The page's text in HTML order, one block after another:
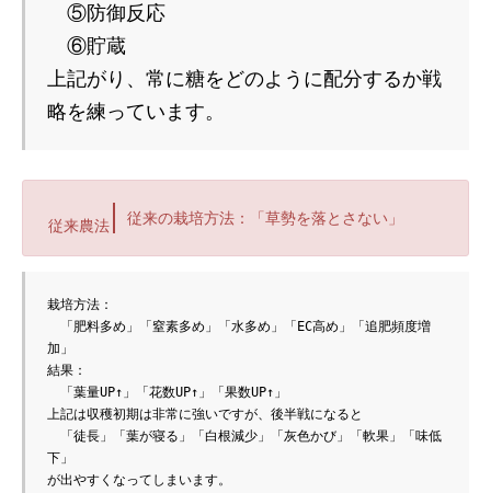
⑤防御反応
⑥貯蔵
上記がり、常に糖をどのように配分するか戦
略を練っています。
従来農法 従来の栽培方法：「草勢を落とさない」
栽培方法：
「肥料多め」「窒素多め」「水多め」「EC高め」「追肥頻度増
加」
結果：
「葉量UP↑」「花数UP↑」「果数UP↑」
上記は収穫初期は非常に強いですが、後半戦になると
「徒長」「葉が寝る」「白根減少」「灰色かび」「軟果」「味低
下」
が出やすくなってしまいます。